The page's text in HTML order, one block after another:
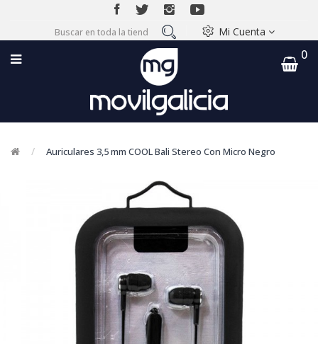
Mi Cuenta
0
Auriculares 3,5 mm COOL Bali Stereo Con Micro Negro